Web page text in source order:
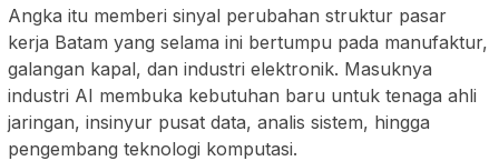
Angka itu memberi sinyal perubahan struktur pasar
kerja Batam yang selama ini bertumpu pada manufaktur,
galangan kapal, dan industri elektronik. Masuknya
industri AI membuka kebutuhan baru untuk tenaga ahli
jaringan, insinyur pusat data, analis sistem, hingga
pengembang teknologi komputasi.